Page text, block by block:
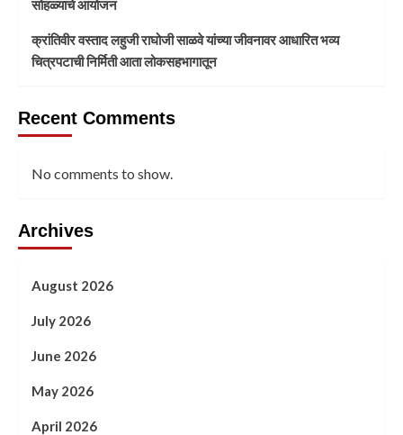
सोहळ्याचे आयोजन
क्रांतिवीर वस्ताद लहुजी राघोजी साळवे यांच्या जीवनावर आधारित भव्य
चित्रपटाची निर्मिती आता लोकसहभागातून
Recent Comments
No comments to show.
Archives
August 2026
July 2026
June 2026
May 2026
April 2026